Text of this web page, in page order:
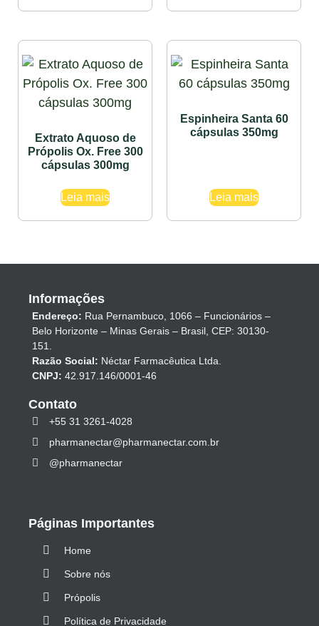
Extrato Aquoso de
Própolis Ox. Free 300
cápsulas 300mg
Leia mais
Espinheira Santa 60
cápsulas 350mg
Leia mais
Informações
Endereço: Rua Pernambuco, 1066 – Funcionários –
Belo Horizonte – Minas Gerais – Brasil, CEP: 30130-
151.
Razão Social: Néctar Farmacêutica Ltda.
CNPJ: 42.917.146/0001-46
Contato
+55 31 3261-4028
pharmanectar@pharmanectar.com.br
@pharmanectar
Páginas Importantes
Home
Sobre nós
Própolis
Política de Privacidade